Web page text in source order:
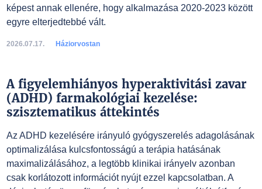
képest annak ellenére, hogy alkalmazása 2020-2023 között
egyre elterjedtebbé vált.
2026.07.17. Háziorvostan
A figyelemhiányos hyperaktivitási zavar
(ADHD) farmakológiai kezelése:
szisztematikus áttekintés
Az ADHD kezelésére irányuló gyógyszerelés adagolásának
optimalizálása kulcsfontosságú a terápia hatásának
maximalizálásához, a legtöbb klinikai irányelv azonban
csak korlátozott információt nyújt ezzel kapcsolatban. A